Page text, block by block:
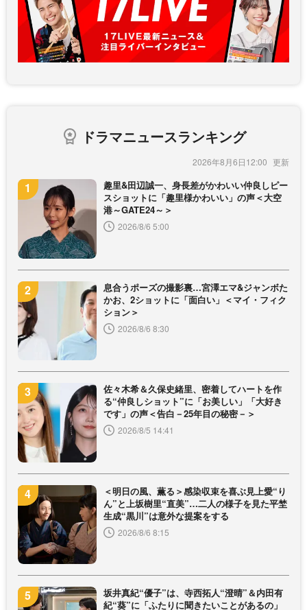
ドラマニュースランキング
2026年8月6日12:00
趣里&田辺誠一、身長差がかわいい仲良しピー
スショットに「趣里様かわいい」の声＜大空
港～GATE24～＞
2026/8/6 5:00
息合うポーズの撮影裏…宮澤エマ&ジャンボた
かお、2ショットに「面白い」＜マイ・フィク
ション＞
2026/8/6 8:30
佐々木希＆久保史緒里、密着してハートを作
る“仲良しショット”に「お美しい」「大好き
です」の声＜告白－25年目の秘密－＞
2026/8/5 14:41
＜明日の風、薫る＞感染収束を喜ぶ見上愛“り
ん”と上坂樹里“直美”…二人の様子を見た平埜
生成“黒川”は意外な提案をする
2026/8/6 8:15
坂井真紀“優子”は、寺西拓人“澄晴”＆内田有
紀“葵”に「ふたりに聞きたいことがあるの」